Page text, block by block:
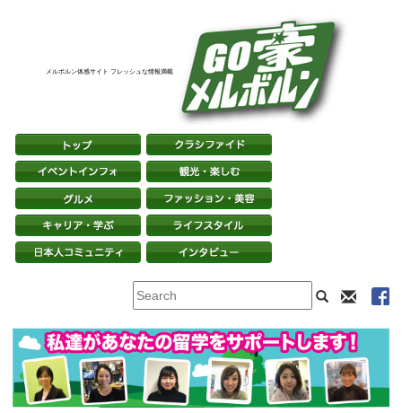
メルボルン体感サイト フレッシュな情報満載